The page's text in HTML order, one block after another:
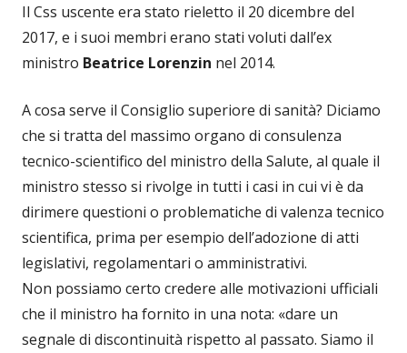
Il Css uscente era stato rieletto il 20 dicembre del
2017, e i suoi membri erano stati voluti dall’ex
ministro Beatrice Lorenzin nel 2014.
A cosa serve il Consiglio superiore di sanità? Diciamo
che si tratta del massimo organo di consulenza
tecnico-scientifico del ministro della Salute, al quale il
ministro stesso si rivolge in tutti i casi in cui vi è da
dirimere questioni o problematiche di valenza tecnico
scientifica, prima per esempio dell’adozione di atti
legislativi, regolamentari o amministrativi.
Non possiamo certo credere alle motivazioni ufficiali
che il ministro ha fornito in una nota: «dare un
segnale di discontinuità rispetto al passato. Siamo il